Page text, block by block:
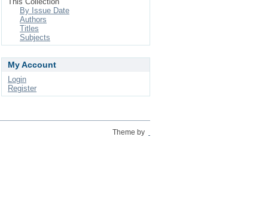
By Issue Date
Authors
Titles
Subjects
My Account
Login
Register
Theme by